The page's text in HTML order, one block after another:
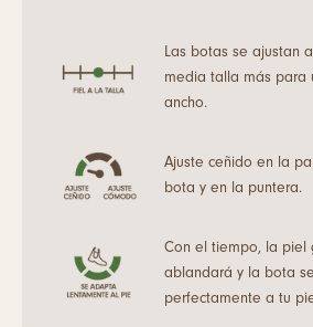
Las botas se ajustan
media talla más para
ancho.
Ajuste ceñido en la
bota y en la puntera.
Con el tiempo, la piel
ablandará y la bota
perfectamente a tu